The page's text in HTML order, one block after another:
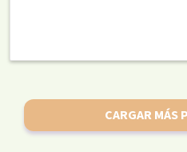
CARGAR MÁS